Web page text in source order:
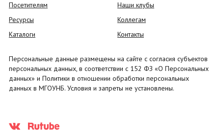
Посетителям
Ресурсы
Каталоги
Наши клубы
Коллегам
Контакты
Персональные данные размещены на сайте с согласия субъектов
персональных данных, в соответствии с 152 ФЗ «О Персональных
данных» и Политики в отношении обработки персональных
данных в МГОУНБ. Условия и запреты не установлены.